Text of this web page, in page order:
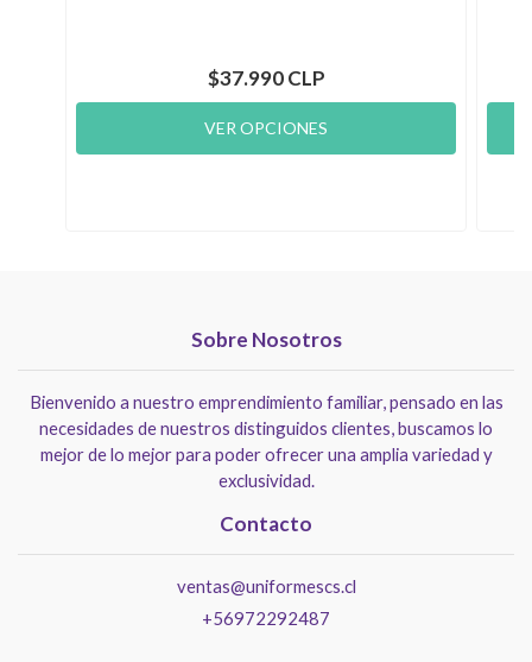
$37.990 CLP
VER OPCIONES
Sobre Nosotros
Bienvenido a nuestro emprendimiento familiar, pensado en las
necesidades de nuestros distinguidos clientes, buscamos lo
mejor de lo mejor para poder ofrecer una amplia variedad y
exclusividad.
Contacto
ventas@uniformescs.cl
+56972292487